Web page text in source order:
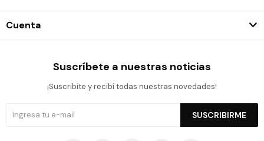
Cuenta
Suscríbete a nuestras noticias
¡Suscribite y recibí todas nuestras novedades!
SUSCRIBIRME